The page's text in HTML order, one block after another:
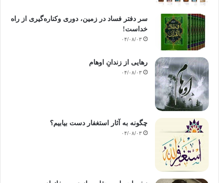
سر دفتر فساد در زمین‌، دوری وکناره‌گیری از راه
خداست‌!
۰۴/۰۸/۰۳
رهایی از زندانِ اوهام
۰۴/۰۸/۰۳
چگونه به آثار استغفار دست بیابیم؟
۰۴/۰۸/۰۳